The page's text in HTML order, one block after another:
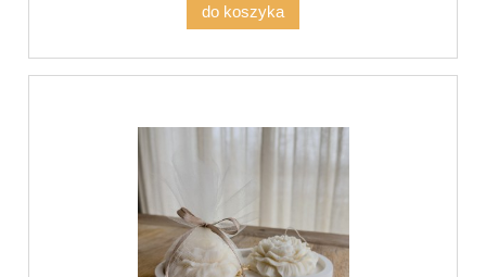
do koszyka